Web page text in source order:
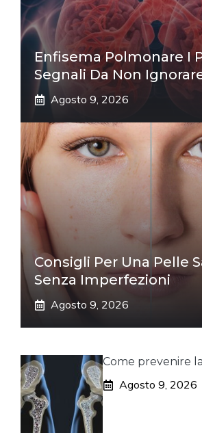
Enfisema Polmonare I
Segnali Da Non
Agosto 9, 2026
Consigli Per Una Pelle
Senza Imperfezioni
Agosto 9, 2026
Come prevenire
Agosto 9, 2026